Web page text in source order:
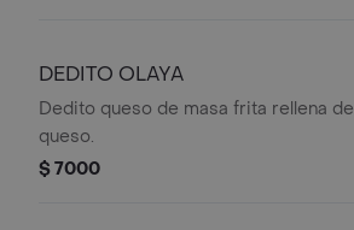
DEDITO OLAYA
Dedito queso de masa frita rellena de
queso.
$ 7000